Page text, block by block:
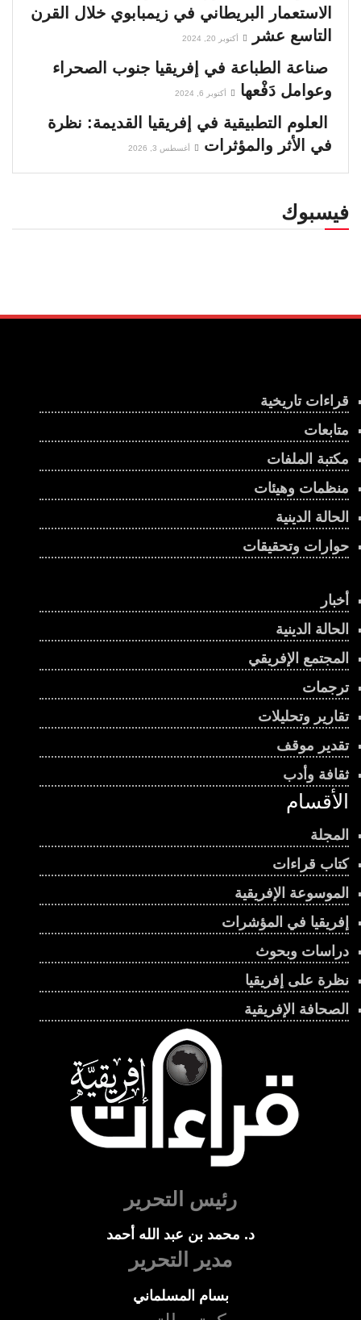
الاستعمار البريطاني في زيمبابوي خلال القرن
التاسع عشر
أكتوبر 20, 2024
صناعة الطباعة في إفريقيا جنوب الصحراء
وعوامل دَفْعها
أكتوبر 6, 2024
العلوم التطبيقية في إفريقيا القديمة: نظرة
في الأثر والمؤثرات
أغسطس 3, 2026
فيسبوك
قراءات تاريخية
متابعات
مكتبة الملفات
منظمات وهيئات
الحالة الدينية
حوارات وتحقيقات
أخبار
الحالة الدينية
المجتمع الإفريقي
ترجمات
تقارير وتحليلات
تقدير موقف
ثقافة وأدب
الأقسام
المجلة
كتاب قراءات
الموسوعة الإفريقية
إفريقيا في المؤشرات
دراسات وبحوث
نظرة على إفريقيا
الصحافة الإفريقية
رئيس التحرير
د. محمد بن عبد الله أحمد
مدير التحرير
بسام المسلماني